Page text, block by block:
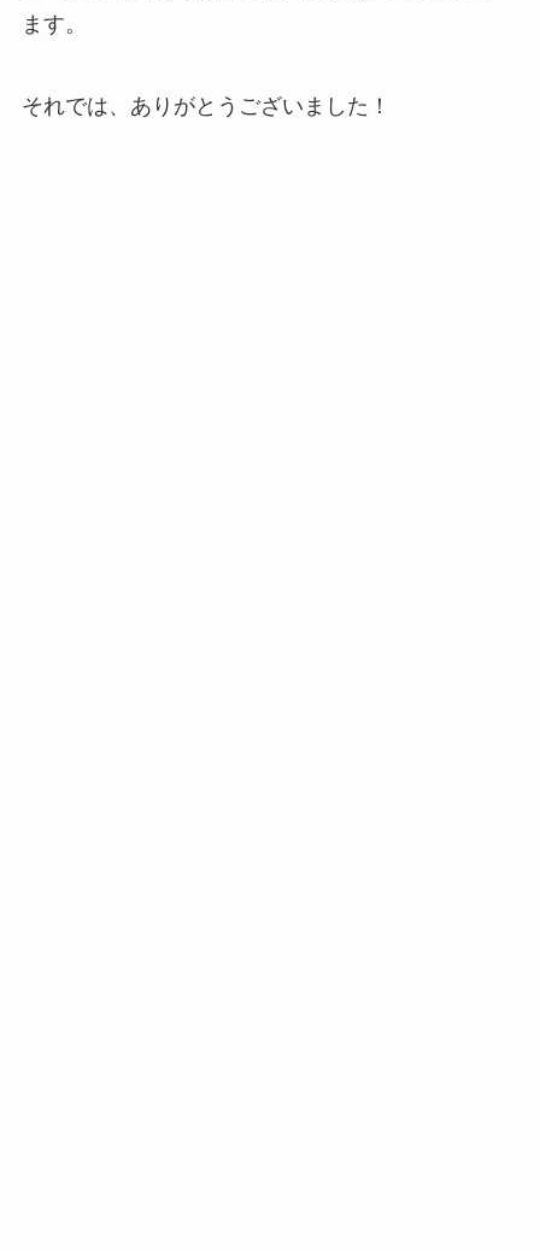
ます。
それでは、ありがとうございました！